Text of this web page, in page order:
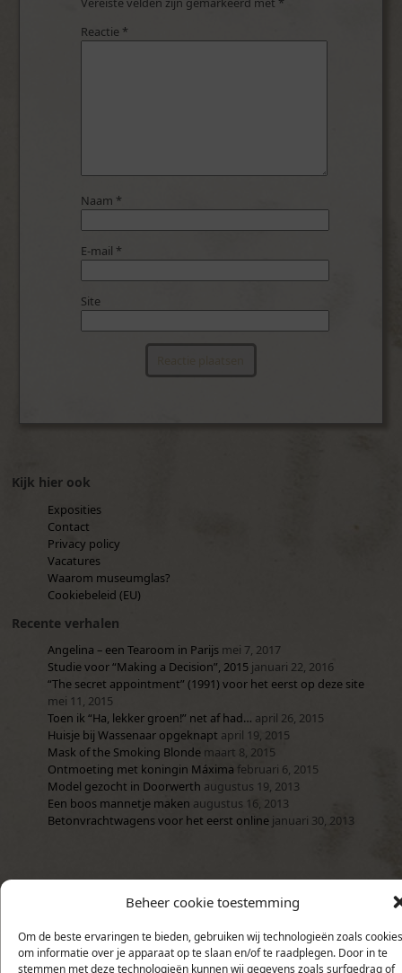
Beheer cookie toestemming
Om de beste ervaringen te bieden, gebruiken wij technologieën zoals cookies
om informatie over je apparaat op te slaan en/of te raadplegen. Door in te
stemmen met deze technologieën kunnen wij gegevens zoals surfgedrag of
Reactie *
Naam *
E-mail *
Site
Kijk hier ook
Exposities
Contact
Privacy policy
Vacatures
Waarom museumglas?
Cookiebeleid (EU)
Recente verhalen
Angelina – een Tearoom in Parijs mei 7, 2017
Studie voor “Making a Decision”, 2015 januari 22, 2016
“The secret appointment” (1991) voor het eerst op deze site
mei 11, 2015
Toen ik “Ha, lekker groen!” net af had… april 26, 2015
Huisje bij Wassenaar opgeknapt april 19, 2015
Mask of the Smoking Blonde maart 8, 2015
Ontmoeting met koningin Máxima februari 6, 2015
Model gezocht in Doorwerth augustus 19, 2013
Een boos mannetje maken augustus 16, 2013
Betonvrachtwagens voor het eerst online januari 30, 2013